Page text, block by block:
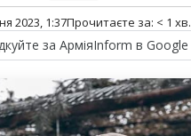
2023, 1:37Прочитаєте за: < 1 хв.
за АрміяInform в Google